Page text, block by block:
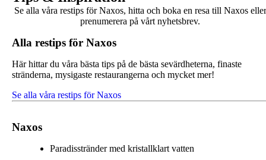
Se alla våra restips för Naxos, hitta och boka en resa till Naxos eller
prenumerera på vårt nyhetsbrev.
Alla restips för Naxos
Här hittar du våra bästa tips på de bästa sevärdheterna, finaste
stränderna, mysigaste restaurangerna och mycket mer!
Se alla våra restips för Naxos
Naxos
Paradisstränder med kristallklart vatten